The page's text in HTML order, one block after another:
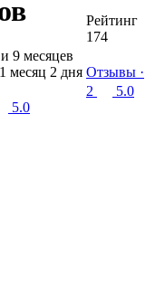
9 месяцев
месяц 2 дня
5.0
Рейтинг
174
Отзывы ·
2
5.0